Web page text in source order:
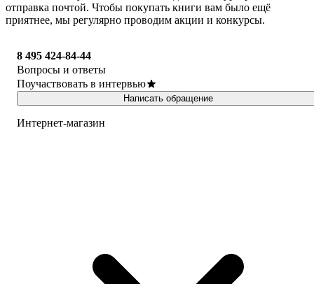
отправка почтой. Чтобы покупать книги вам было ещё
приятнее, мы регулярно проводим акции и конкурсы.
8 495 424-84-44
Вопросы и ответы
Поучаствовать в интервью
Написать обращение
Интернет-магазин